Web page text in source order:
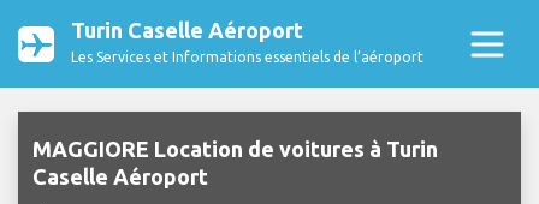
Turin Caselle Aéroport
Les Services et Informations essentiels de l’aéroport
MAGGIORE Location de voitures à Turin
Caselle Aéroport